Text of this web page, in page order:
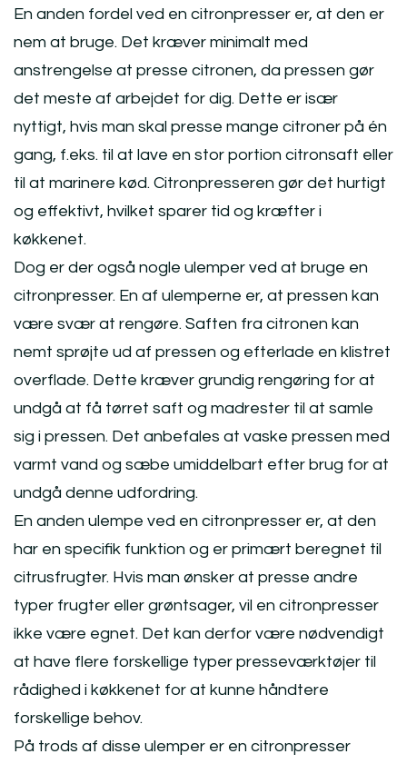
En anden fordel ved en citronpresser er, at den er
nem at bruge. Det kræver minimalt med
anstrengelse at presse citronen, da pressen gør
det meste af arbejdet for dig. Dette er især
nyttigt, hvis man skal presse mange citroner på én
gang, f.eks. til at lave en stor portion citronsaft eller
til at marinere kød. Citronpresseren gør det hurtigt
og effektivt, hvilket sparer tid og kræfter i
køkkenet.
Dog er der også nogle ulemper ved at bruge en
citronpresser. En af ulemperne er, at pressen kan
være svær at rengøre. Saften fra citronen kan
nemt sprøjte ud af pressen og efterlade en klistret
overflade. Dette kræver grundig rengøring for at
undgå at få tørret saft og madrester til at samle
sig i pressen. Det anbefales at vaske pressen med
varmt vand og sæbe umiddelbart efter brug for at
undgå denne udfordring.
En anden ulempe ved en citronpresser er, at den
har en specifik funktion og er primært beregnet til
citrusfrugter. Hvis man ønsker at presse andre
typer frugter eller grøntsager, vil en citronpresser
ikke være egnet. Det kan derfor være nødvendigt
at have flere forskellige typer presseværktøjer til
rådighed i køkkenet for at kunne håndtere
forskellige behov.
På trods af disse ulemper er en citronpresser